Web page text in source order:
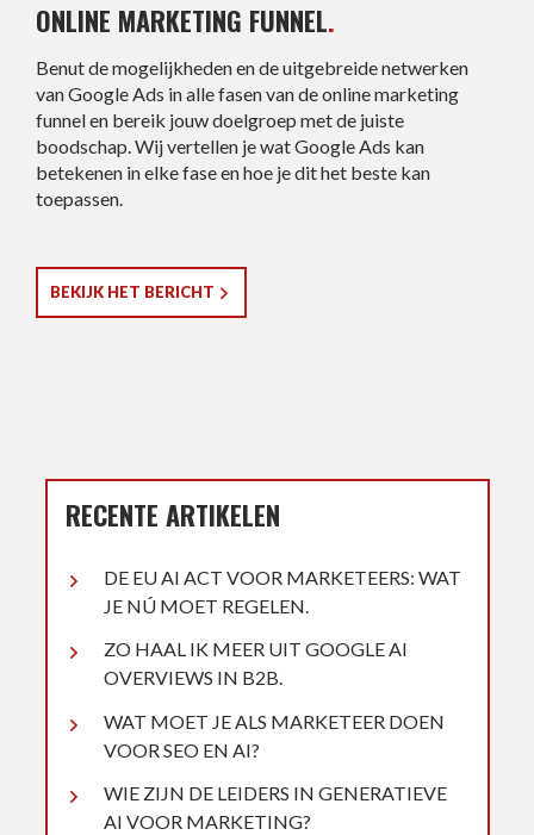
RECENTE ARTIKELEN
DE EU AI ACT VOOR MARKETEERS: WAT
JE NÚ MOET REGELEN.
ZO HAAL IK MEER UIT GOOGLE AI
OVERVIEWS IN B2B.
WAT MOET JE ALS MARKETEER DOEN
VOOR SEO EN AI?
WIE ZIJN DE LEIDERS IN GENERATIEVE
AI VOOR MARKETING?
ONLINE MARKETING FUNNEL.
Benut de mogelijkheden en de uitgebreide netwerken
van Google Ads in alle fasen van de online marketing
funnel en bereik jouw doelgroep met de juiste
boodschap. Wij vertellen je wat Google Ads kan
betekenen in elke fase en hoe je dit het beste kan
toepassen.
BEKIJK HET BERICHT